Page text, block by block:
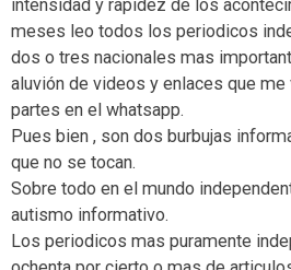
intensidad y rapidez de los
meses leo todos los periodicos
dos o tres nacionales mas
aluvión de videos y enlaces que me
partes en el whatsapp.
Pues bien , son dos burbujas
que no se tocan.
Sobre todo en el mundo
autismo informativo.
Los periodicos mas puramente